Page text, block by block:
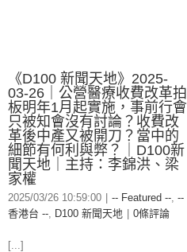
《D100 新聞天地》2025-
03-26｜公營醫療收費改革拍
板明年1月起實施，事前行會
只被知會沒有討論？收費改
革後中產又被開刀？當中的
細節有何利與弊？｜D100新
聞天地｜主持：李錦洪、梁
家權
2025/03/26 10:59:00 -- Featured --, --
香港台 --, D100 新聞天地 0條評論
[...]